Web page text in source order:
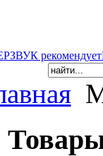
рекомендует